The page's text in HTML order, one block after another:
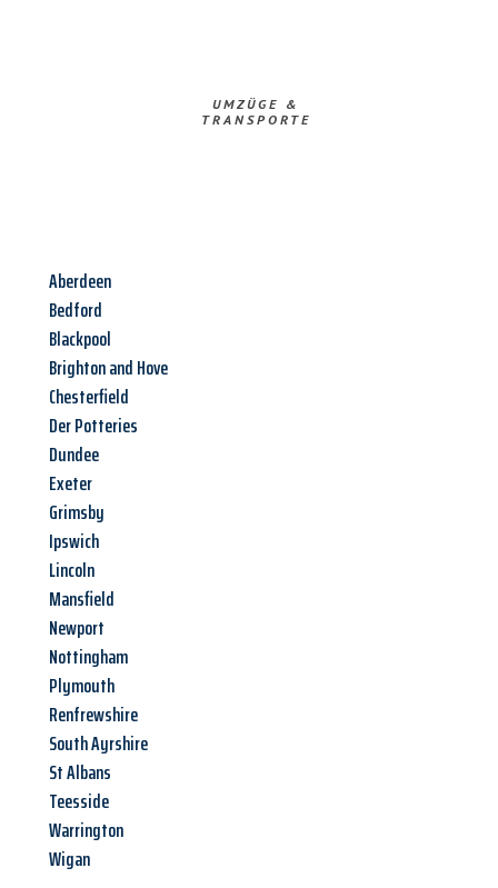
UMZÜGE &
TRANSPORTE
Aberdeen
Bedford
Blackpool
Brighton and Hove
Chesterfield
Der Potteries
Dundee
Exeter
Grimsby
Ipswich
Lincoln
Mansfield
Newport
Nottingham
Plymouth
Renfrewshire
South Ayrshire
St Albans
Teesside
Warrington
Wigan